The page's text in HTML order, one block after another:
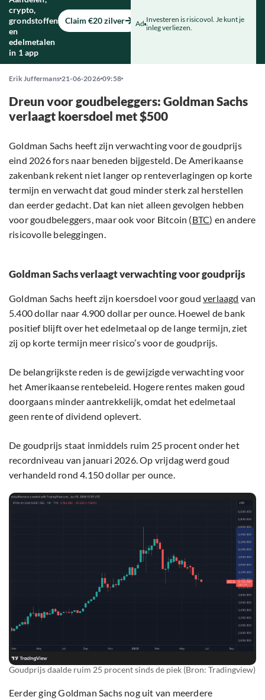
crypto,
grondstoffen
en
edelmetalen
in 1 app
Claim €20 zilver Ad Investeren is risicovol. Je kunt je
inleg verliezen.
Erik Juffermans 21-06-2026 09:58
Dreun voor goudbeleggers: Goldman Sachs
verlaagt koersdoel met $500
Goldman Sachs heeft zijn verwachting voor de goudprijs
eind 2026 fors naar beneden bijgesteld. De Amerikaanse
zakenbank rekent niet langer op renteverlagingen op korte
termijn en verwacht dat goud minder sterk zal herstellen
dan eerder gedacht. Dat kan niet alleen gevolgen hebben
voor goudbeleggers, maar ook voor Bitcoin (BTC) en andere
risicovolle beleggingen.
Goldman Sachs verlaagt verwachting voor goudprijs
Goldman Sachs heeft zijn koersdoel voor goudverlaagd van
5.400 dollar naar 4.900 dollar per ounce. Hoewel de bank
positief blijft over het edelmetaal op de lange termijn, ziet
zij op korte termijn meer risico’s voor de goudprijs.
De belangrijkste reden is de gewijzigde verwachting voor
het Amerikaanse rentebeleid. Hogere rentes maken goud
doorgaans minder aantrekkelijk, omdat het edelmetaal
geen rente of dividend oplevert.
De goudprijs staat inmiddels ruim 25 procent onder het
recordniveau van januari 2026. Op vrijdag werd goud
verhandeld rond 4.150 dollar per ounce.
Goudprijs daalde ruim 25 procent sinds de piek (Bron: Tradingview)
Eerder ging Goldman Sachs nog uit van meerdere